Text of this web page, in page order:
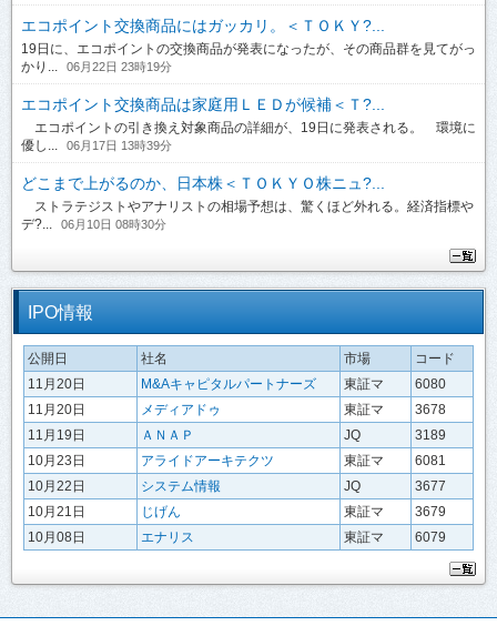
エコポイント交換商品にはガッカリ。＜ＴＯＫＹ?...
19日に、エコポイントの交換商品が発表になったが、その商品群を見てがっ
かり...
06月22日 23時19分
エコポイント交換商品は家庭用ＬＥＤが候補＜Ｔ?...
エコポイントの引き換え対象商品の詳細が、19日に発表される。 環境に
優し...
06月17日 13時39分
どこまで上がるのか、日本株＜ＴＯＫＹＯ株ニュ?...
ストラテジストやアナリストの相場予想は、驚くほど外れる。経済指標や
デ?...
06月10日 08時30分
IPO情報
公開日 社名 市場
コード
11月20日
M&Aキャピタルパートナーズ 東証マ
6080
11月20日
メディアドゥ 東証マ
3678
11月19日
ＡＮＡＰ JQ
3189
10月23日
アライドアーキテクツ 東証マ
6081
10月22日
システム情報 JQ
3677
10月21日
じげん 東証マ
3679
10月08日
エナリス 東証マ 6079